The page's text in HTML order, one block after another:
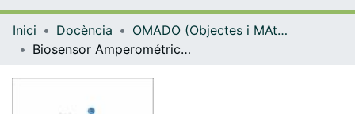
Navega per tot el DD
Inici Docència
OMADO (Objectes i MAterials DOcents)
Biosensor Amperométrico. Potenciostato.